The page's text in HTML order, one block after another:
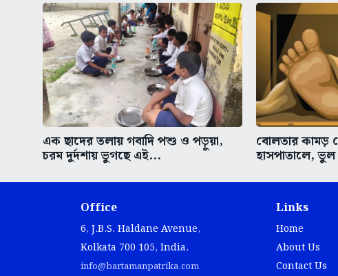
এক ছাদের তলায় গবাদি পশু ও পড়ুয়া,
চরম দুর্দশায় ভুগছে এই...
বোলতার কামড়
হাসপাতালে,
Office
6, J.B.S. Haldane Avenue,
Kolkata 700 105, India.
info@bartamanpatrika.com
Links
Home
About Us
Contact Us